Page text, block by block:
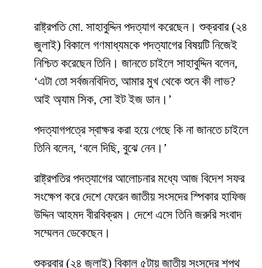
রাষ্ট্রপতি মো. সাহাবুদ্দিন পদত্যাগ করেছেন। শুক্রবার (২৪
জুলাই) বিকালে গণমাধ্যমকে পদত্যাগের বিষয়টি নিজেই
নিশ্চিত করেছেন তিনি। জানতে চাইলে সাহাবুদ্দিন বলেন,
‘এটা তো সর্বজনবিদিত, আমার মুখ থেকে শুনে কী লাভ?
আই অ্যাম সিক, সো ইট ইজ ডান।’
পদত্যাগপত্রে স্বাক্ষর করা হয়ে গেছে কি না জানতে চাইলে
তিনি বলেন, ‘বলে দিছি, বুঝে নেন।’
রাষ্ট্রপতির পদত্যাগের আলোচনার মধ্যে আজ বিদেশ সফর
সংক্ষেপ করে দেশে ফেরেন জাতীয় সংসদের স্পিকার হাফিজ
উদ্দিন আহমদ বীরবিক্রম। দেশে এসে তিনি জরুরি সংবাদ
সম্মেলন ডেকেছেন।
শুক্রবার (২৪ জুলাই) বিকাল ৫টায় জাতীয় সংসদের শপথ